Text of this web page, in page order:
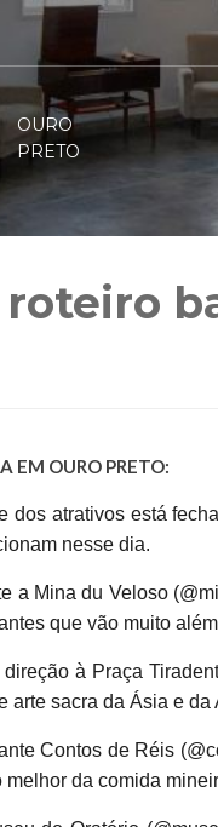
OURO
PRETO
EM OURO PRETO:
dos atrativos está
nesse dia.
a Mina du Veloso
que vão muito
à Praça
arte sacra da Ásia e
Contos de Réis
da comida